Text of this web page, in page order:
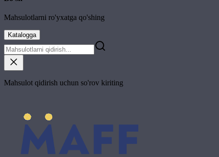
Mahsulotlarni ro'yxatga qo'shing
Katalogga
Mahsulot qidirish uchun so'rov kiriting